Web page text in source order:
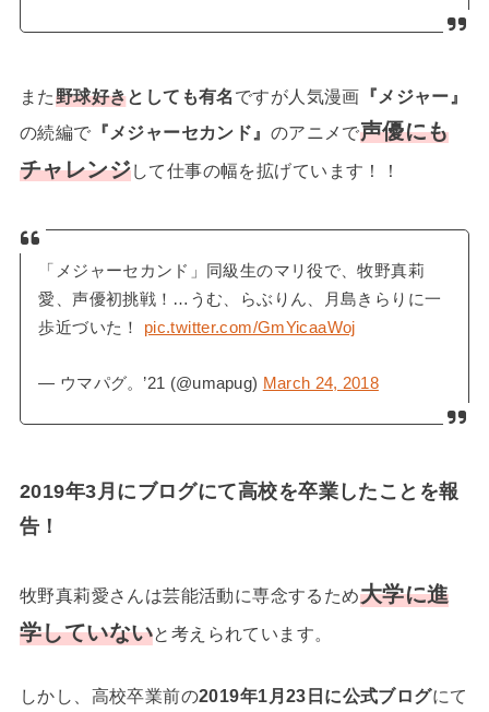
また野球好きとしても有名 ですが人気漫画 『メジャー』
の続編で 『メジャーセカンド』 のアニメで声優にも
チャレンジして仕事の幅を拡げています！！
「メジャーセカンド」同級生のマリ役で、牧野真莉
愛、声優初挑戦！…うむ、らぶりん、月島きらりに一
歩近づいた！ pic.twitter.com/GmYicaaWoj
— ウマパグ。’21 (@umapug) March 24, 2018
2019年3月にブログにて高校を卒業したことを報
告！
牧野真莉愛さんは芸能活動に専念するため大学に進
学していないと考えられています。
しかし、高校卒業前の2019年1月23日に公式ブログにて